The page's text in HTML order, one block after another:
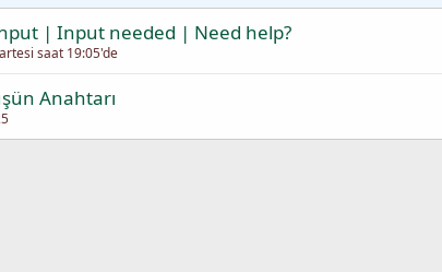
| Input needed | Need help?
saat 19:05'de
Anahtarı